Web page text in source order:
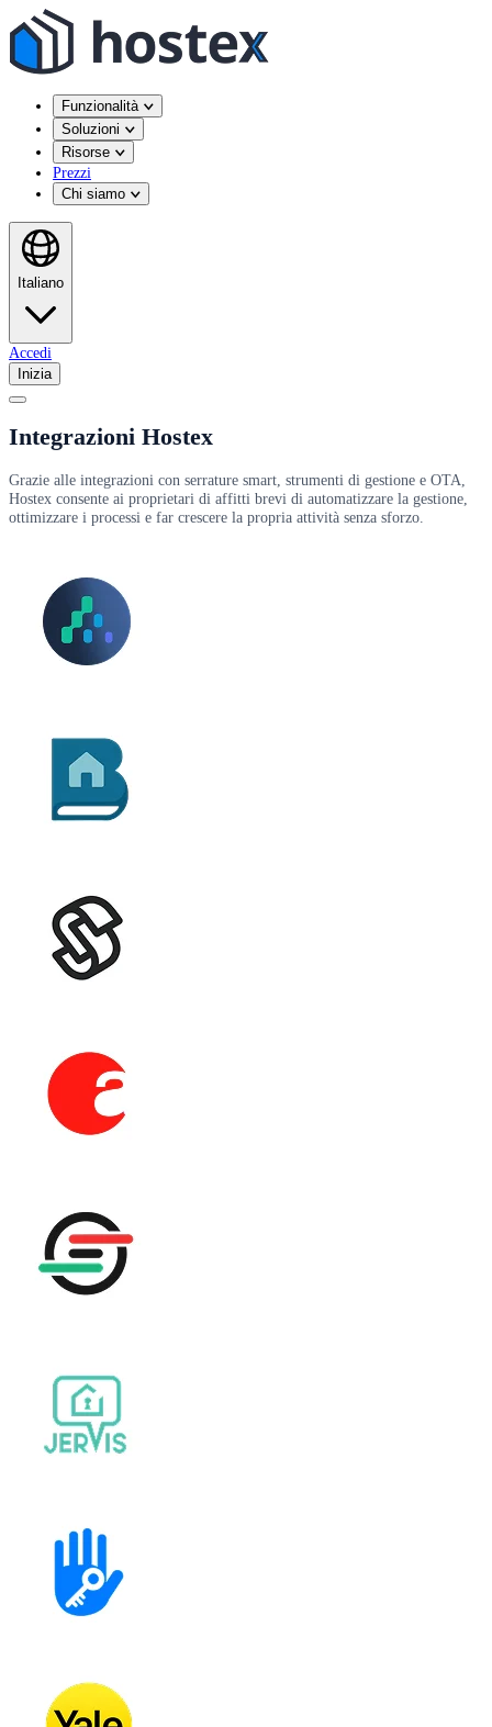
Funzionalità
Soluzioni
Risorse
Prezzi
Chi siamo
Italiano
Accedi
Inizia
Integrazioni Hostex
Grazie alle integrazioni con serrature smart, strumenti di gestione e OTA,
Hostex consente ai proprietari di affitti brevi di automatizzare la gestione,
ottimizzare i processi e far crescere la propria attività senza sforzo.